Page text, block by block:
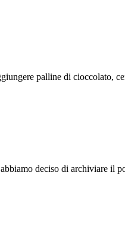
palline di cioccolato,
deciso di archiviare il